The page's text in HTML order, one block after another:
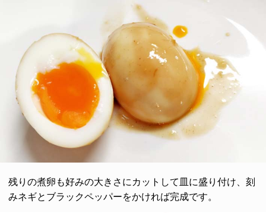
残りの煮卵も好みの大きさにカットして皿に盛り付け、刻
みネギとブラックペッパーをかければ完成です。